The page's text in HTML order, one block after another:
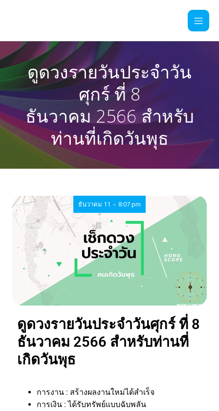
ดูดวงรายวันประจำวัน
ศุกร์ ที่ 8
ธันวาคม 2566 สำหรับ
ท่านที่เกิดวันพุธ
ธันวาคม 11 - 8:07 pm
ดูดวงรายวันประจำวันศุกร์ ที่ 8
ธันวาคม 2566 สำหรับท่านที่
เกิดวันพุธ
การงาน : สร้างผลงานใหม่ได้สำเร็จ
การเงิน : ได้รับทรัพย์แบบฉับพลัน